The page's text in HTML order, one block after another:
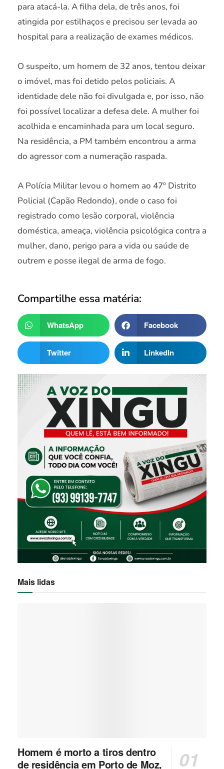
para atacá-la. A filha dela, de três anos, foi
atingida por estilhaços e precisou ser levada ao
hospital para a realização de exames médicos.
O suspeito, um homem de 32 anos, tentou deixar
o imóvel, mas foi detido pelos policiais. A
identidade dele não foi divulgada e, por isso, não
foi possível localizar a defesa dele. A mulher foi
acolhida e encaminhada para um local seguro.
Na residência, a PM também encontrou a arma
do agressor com a numeração raspada.
A Polícia Militar levou o homem ao 47º Distrito
Policial (Capão Redondo), onde o caso foi
registrado como lesão corporal, violência
doméstica, ameaça, violência psicológica contra a
mulher, dano, perigo para a vida ou saúde de
outrem e posse ilegal de arma de fogo.
Compartilhe essa matéria:
WhatsApp Facebook
Twitter LinkedIn
Mais lidas
Homem é morto a tiros dentro
de residência em Porto de Moz,